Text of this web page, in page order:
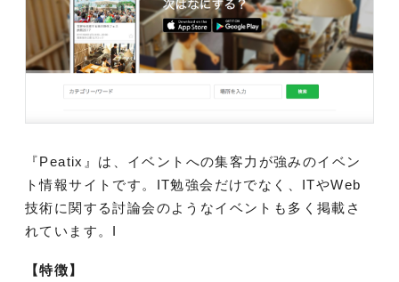
『Peatix』は、イベントへの集客力が強みのイベン
ト情報サイトです。IT勉強会だけでなく、ITやWeb
技術に関する討論会のようなイベントも多く掲載さ
れています。I
【特徴】